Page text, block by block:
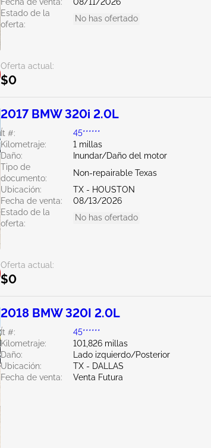
Estado de la
oferta:
No has ofertado
Oferta actual:
$0
2017 BMW 320i 2.0L
Ít #:
45******
Kilometraje:
1 millas
Daño:
Inundar/Daño del motor
Tipo de
documento:
Non-repairable Texas
Ubicación:
TX - HOUSTON
Fecha de venta:
08/13/2026
Estado de la
oferta:
No has ofertado
Oferta actual:
$0
2018 BMW 320I 2.0L
Ít #:
45******
Kilometraje:
101,826 millas
Daño:
Lado izquierdo/Posterior
Ubicación:
TX - DALLAS
Fecha de venta:
Venta Futura